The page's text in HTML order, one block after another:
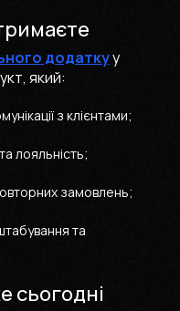
додаткуу
який:
з клієнтами;
лояльність;
замовлень;
та
сьогодні